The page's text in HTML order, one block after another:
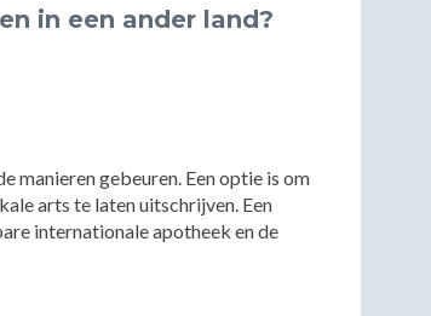
in een ander land?
manieren gebeuren. Een optie is om
arts te laten uitschrijven. Een
internationale apotheek en de